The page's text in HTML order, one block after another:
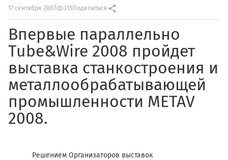
17 сентября 2007 315 Поделиться
Впервые параллельно
Tube&Wire 2008 пройдет
выставка станкостроения и
металлообрабатывающей
промышленности METAV
2008.
Решением Организаторов выставок